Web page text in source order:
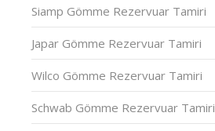
Siamp Gömme Rezervuar Tamiri
Japar Gömme Rezervuar Tamiri
Wilco Gömme Rezervuar Tamiri
Schwab Gömme Rezervuar Tamiri